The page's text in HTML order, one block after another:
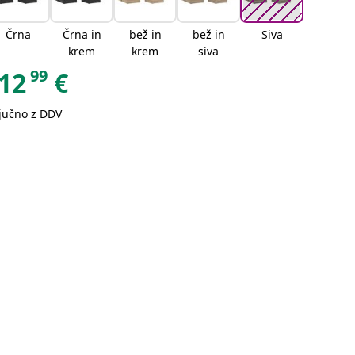
Črna
Črna in
krem
bež in
krem
bež in
siva
Siva
99 €
z DDV